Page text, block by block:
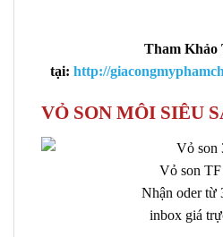
Tham Khảo
tại: http://
VỎ SON MÔI SIÊU
Vỏ son
Nhận oder từ
inbox giá